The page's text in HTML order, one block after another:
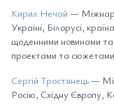
Кирил Нечай —
Україні, Білорусі,
щоденними новинами
проектами та
Сергій Тростянець—
Росію, Східну Європу,